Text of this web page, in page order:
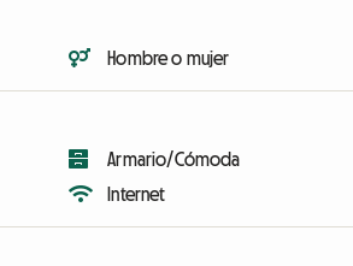
Hombre o mujer
Armario/Cómoda
Internet